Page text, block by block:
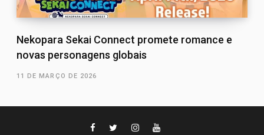
Nekopara Sekai Connect promete romance e
novas personagens globais
11 DE MARÇO DE 2026